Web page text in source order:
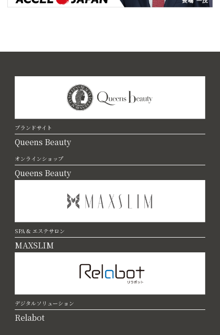
ブランドサイト
Queens Beauty
オンラインショップ
Queens Beauty
SPA & エステサロン
MAXSLIM
デジタルソリューション
Relabot